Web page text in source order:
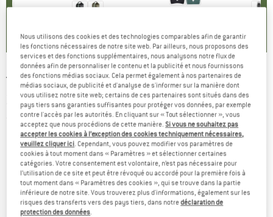
THERMOWAVE -Aero Long Sleeve Shirt 1/2
Zip - Sous-vêtement mérinos
(0)
Nous utilisons des cookies et des technologies comparables afin de garantir
les fonctions nécessaires de notre site web. Par ailleurs, nous proposons des
services et des fonctions supplémentaires, nous analysons notre flux de
données afin de personnaliser le contenu et la publicité et nous fournissons
des fonctions médias sociaux. Cela permet également à nos partenaires de
médias sociaux, de publicité et d'analyse de s'informer sur la manière dont
vous utilisez notre site web; certains de ces partenaires sont situés dans des
pays tiers sans garanties suffisantes pour protéger vos données, par exemple
contre l'accès par les autorités. En cliquant sur « Tout sélectionner », vous
acceptez que nous procédions de cette manière.Si vous ne souhaitez pas
accepter les cookies à l’exception des cookies techniquement nécessaires,
veuillez cliquer ici. Cependant, vous pouvez modifier vos paramètres de
cookies à tout moment dans « Paramètres » et sélectionner certaines
catégories. Votre consentement est volontaire, n’est pas nécessaire pour
l’utilisation de ce site et peut être révoqué ou accordé pour la première fois à
tout moment dans « Paramètres des cookies », qui se trouve dans la partie
inférieure de notre site. Vous trouverez plus d'informations, également sur les
risques des transferts vers des pays tiers, dans notredéclaration de
protection des données.